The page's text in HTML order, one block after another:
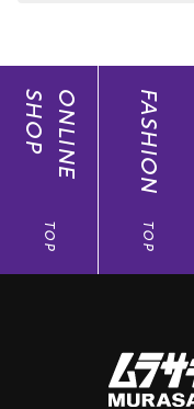
ONLINE
SHOP
TOP
FASHION
TOP